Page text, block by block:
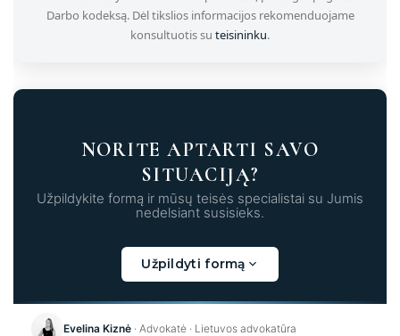
Darbo kodeksą. Dėl tikslios informacijos rekomenduojame
konsultuotis su teisininku.
NORITE APTARTI SAVO
SITUACIJĄ?
Užpildykite formą ir mūsų teisės specialistai su Jumis
nedelsiant susisieks.
Užpildyti formą
Kraunama...
Evelina Kiznė · Advokatė · Lietuvos advokatūra